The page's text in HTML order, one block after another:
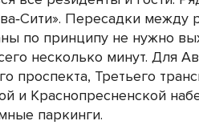
Пересадки между
по принципу не нужно
несколько минут. Для
проспекта, Третьего
и Краснопресненской
паркинги.